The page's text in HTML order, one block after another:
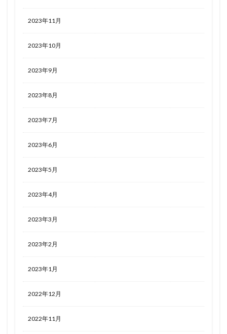
2023年11月
2023年10月
2023年9月
2023年8月
2023年7月
2023年6月
2023年5月
2023年4月
2023年3月
2023年2月
2023年1月
2022年12月
2022年11月